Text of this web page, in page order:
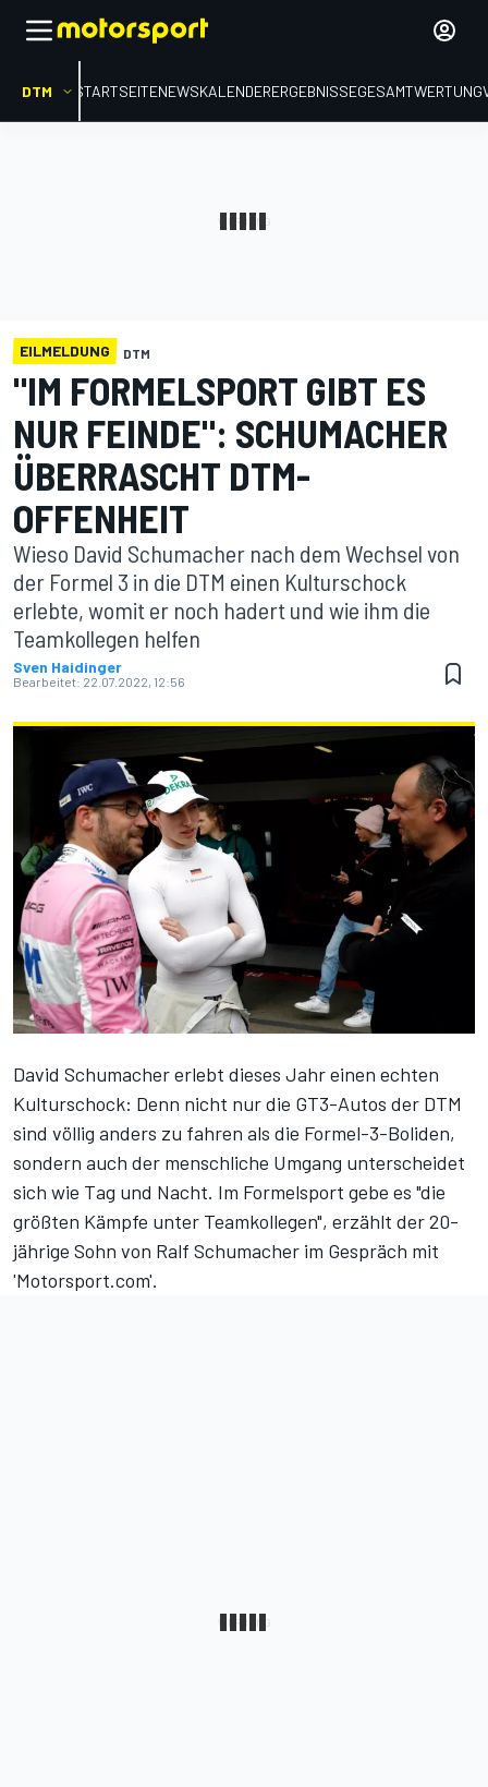
DTM STARTSEITENEWSKALENDERERGEBNISSEGESAMTWERTUNG
EILMELDUNG DTM
"IM FORMELSPORT GIBT ES
NUR FEINDE": SCHUMACHER
ÜBERRASCHT DTM-
OFFENHEIT
Wieso David Schumacher nach dem Wechsel von
der Formel 3 in die DTM einen Kulturschock
erlebte, womit er noch hadert und wie ihm die
Teamkollegen helfen
Sven Haidinger
Bearbeitet: 22.07.2022, 12:56
David Schumacher erlebt dieses Jahr einen echten
Kulturschock: Denn nicht nur die GT3-Autos der DTM
sind völlig anders zu fahren als die Formel-3-Boliden,
sondern auch der menschliche Umgang unterscheidet
sich wie Tag und Nacht. Im Formelsport gebe es "die
größten Kämpfe unter Teamkollegen", erzählt der 20-
jährige Sohn von Ralf Schumacher im Gespräch mit
'Motorsport.com'.